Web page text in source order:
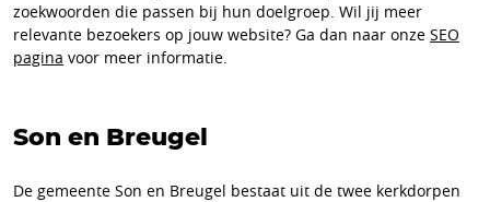
zoekwoorden die passen bij hun doelgroep. Wil jij meer
relevante bezoekers op jouw website? Ga dan naar onze SEO
pagina voor meer informatie.
Son en Breugel
De gemeente Son en Breugel bestaat uit de twee kerkdorpen